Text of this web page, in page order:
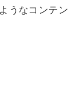
うなコンテン